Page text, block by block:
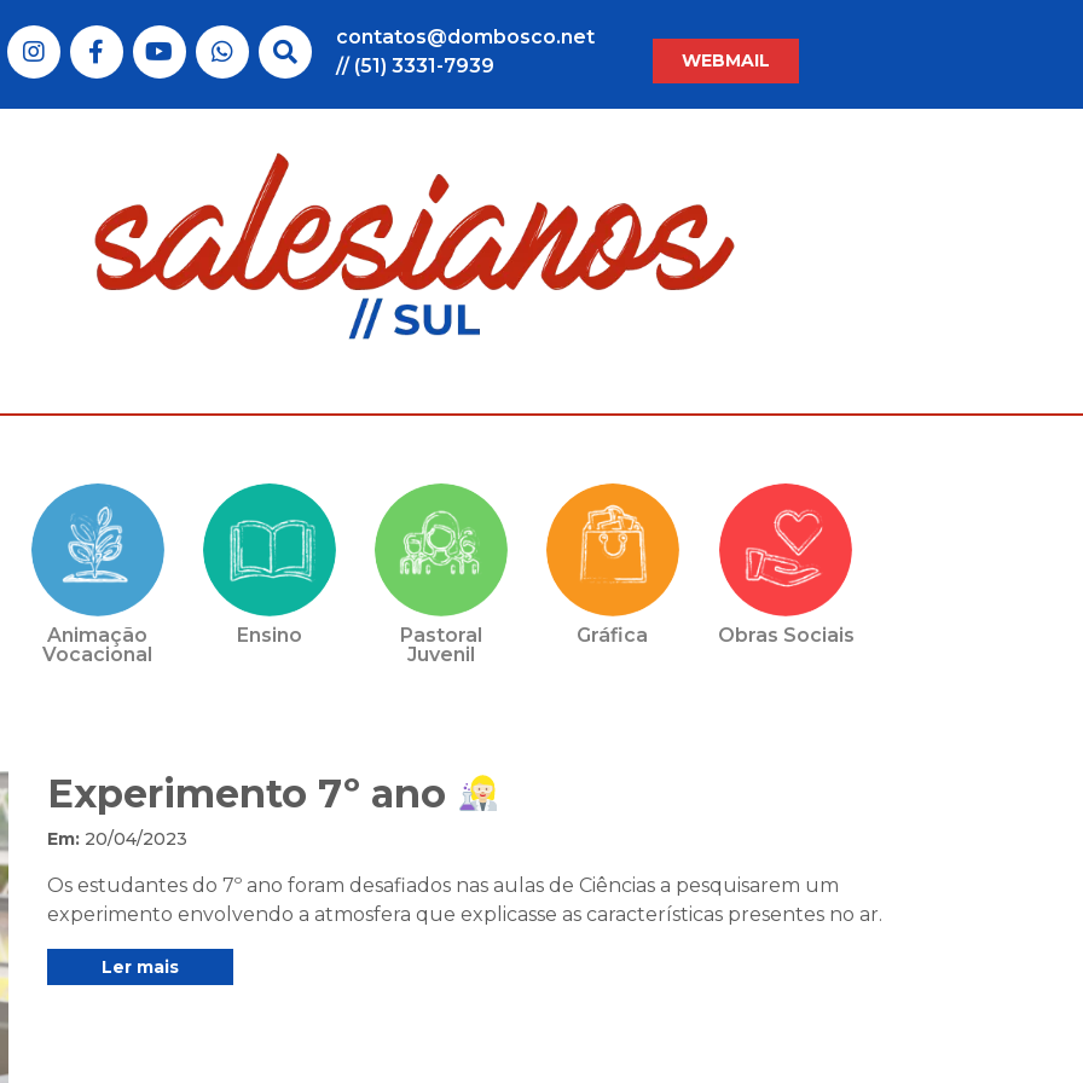
contatos@dombosco.net
// (51) 3331-7939
WEBMAIL
Animação
Vocacional
Ensino
Pastoral
Juvenil
Gráfica Obras Sociais
Experimento 7º ano
Em:20/04/2023
Os estudantes do 7º ano foram desafiados nas aulas de Ciências a pesquisarem um
experimento envolvendo a atmosfera que explicasse as características presentes no ar.
Ler mais